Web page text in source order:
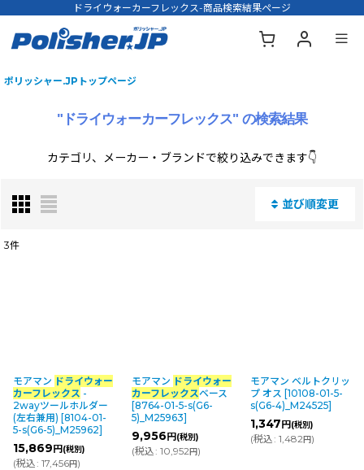
ドライウォーカーフレックス-商品検索結果ページ
ポリッシャー.JPトップページ
"ドライウォーカーフレックス" の検索結果
カテゴリ、メーカー・ブランドで絞り込みできます👇
並び順変更
並び順:
カテゴリ
3件
モアマン ドライウォー
カーフレックス -
2wayツールホルダー
(左右兼用) [8104-01-
5-s(G6-5)_M25962]
15,869 円 (税別)
(税込: 17,456円)
モアマン ドライウォー
カーフレックスベース
[8764-01-5-s(G6-
5)_M25963]
9,956 円 (税別)
(税込: 10,952円)
モアマン ベルトクリッ
プ オス [10108-01-5-
s(G6-4)_M24525]
1,347 円 (税別)
(税込: 1,482円)